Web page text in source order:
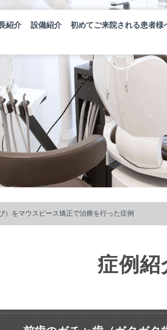
紹介 設備紹介 初めてご来院される患者様
）をマウスピース矯正で治療を行った症例
症例紹